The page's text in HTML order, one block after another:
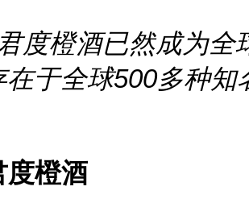
度橙酒已然成为全
在于全球500多种知
度橙酒